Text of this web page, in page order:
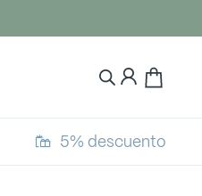
5% descuento